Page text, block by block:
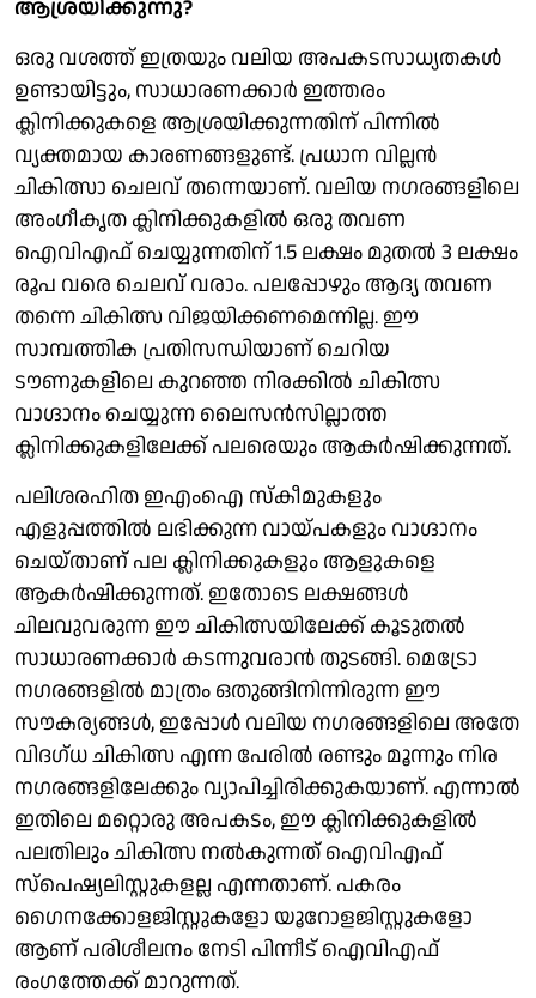
ആശ്രയിക്കുന്നു?
ഒരു വശത്ത് ഇത്രയും വലിയ അപകടസാധ്യതകൾ
ഉണ്ടായിട്ടും, സാധാരണക്കാർ ഇത്തരം
ക്ലിനിക്കുകളെ ആശ്രയിക്കുന്നതിന് പിന്നിൽ
വ്യക്തമായ കാരണങ്ങളുണ്ട്. പ്രധാന വില്ലൻ
ചികിത്സാ ചെലവ് തന്നെയാണ്. വലിയ നഗരങ്ങളിലെ
അംഗീകൃത ക്ലിനിക്കുകളിൽ ഒരു തവണ
ഐവിഎഫ് ചെയ്യുന്നതിന് 1.5 ലക്ഷം മുതൽ 3 ലക്ഷം
രൂപ വരെ ചെലവ് വരാം. പലപ്പോഴും ആദ്യ തവണ
തന്നെ ചികിത്സ വിജയിക്കണമെന്നില്ല. ഈ
സാമ്പത്തിക പ്രതിസന്ധിയാണ് ചെറിയ
ടൗണുകളിലെ കുറഞ്ഞ നിരക്കിൽ ചികിത്സ
വാഗ്ദാനം ചെയ്യുന്ന ലൈസൻസില്ലാത്ത
ക്ലിനിക്കുകളിലേക്ക് പലരെയും ആകർഷിക്കുന്നത്.
പലിശരഹിത ഇഎംഐ സ്കീമുകളും
എളുപ്പത്തിൽ ലഭിക്കുന്ന വായ്പകളും വാഗ്ദാനം
ചെയ്താണ് പല ക്ലിനിക്കുകളും ആളുകളെ
ആകർഷിക്കുന്നത്. ഇതോടെ ലക്ഷങ്ങൾ
ചിലവുവരുന്ന ഈ ചികിത്സയിലേക്ക് കൂടുതൽ
സാധാരണക്കാർ കടന്നുവരാൻ തുടങ്ങി. മെട്രോ
നഗരങ്ങളിൽ മാത്രം ഒതുങ്ങിനിന്നിരുന്ന ഈ
സൗകര്യങ്ങൾ, ഇപ്പോൾ വലിയ നഗരങ്ങളിലെ അതേ
വിദഗ്ധ ചികിത്സ എന്ന പേരിൽ രണ്ടും മൂന്നും നിര
നഗരങ്ങളിലേക്കും വ്യാപിച്ചിരിക്കുകയാണ്. എന്നാൽ
ഇതിലെ മറ്റൊരു അപകടം, ഈ ക്ലിനിക്കുകളിൽ
പലതിലും ചികിത്സ നൽകുന്നത് ഐവിഎഫ്
സ്പെഷ്യലിസ്റ്റുകളല്ല എന്നതാണ്. പകരം
ഗൈനക്കോളജിസ്റ്റുകളോ യൂറോളജിസ്റ്റുകളോ
ആണ് പരിശീലനം നേടി പിന്നീട് ഐവിഎഫ്
രംഗത്തേക്ക് മാറുന്നത്.